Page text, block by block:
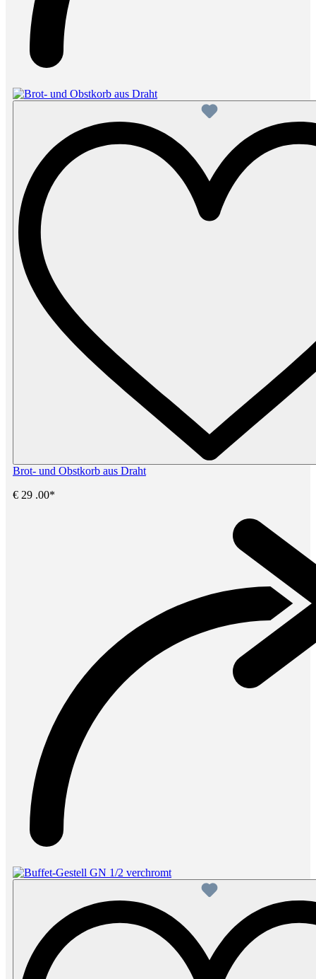
Brot- und Obstkorb aus Draht
€ 29 .00*